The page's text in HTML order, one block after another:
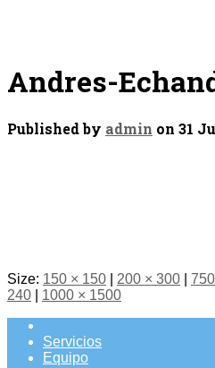
Andres-
Published by admin on 31
Size: 150 × 150 200 × 300
240
1000 × 1500
Servicios
Equipo